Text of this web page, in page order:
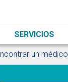
SERVICIOS
un médico